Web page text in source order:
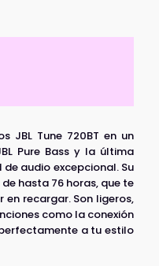
JBL Tune 720BT en un
Pure Bass y la última
audio excepcional. Su
hasta 76 horas, que te
recargar. Son ligeros,
como la conexión
a tu estilo